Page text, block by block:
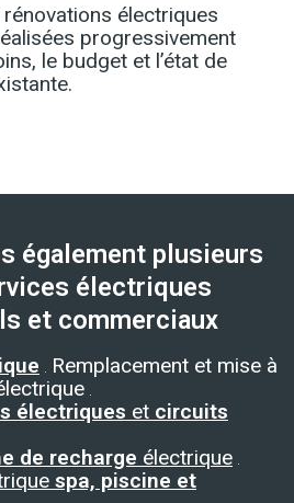
rénovations électriques
progressivement
le budget et l’état de
également plusieurs
électriques
et commerciaux
Remplacement et mise à
électriques et circuits
de recharge électrique
spa, piscine et